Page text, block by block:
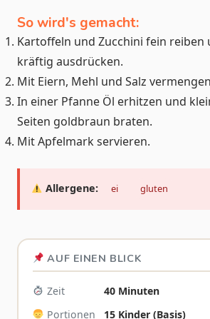
So wird's gemacht:
Kartoffeln und Zucchini fein reiben
kräftig ausdrücken.
Mit Eiern, Mehl und Salz
In einer Pfanne Öl erhitzen und
Seiten goldbraun braten.
Mit Apfelmark servieren.
Allergene: ei gluten
AUF EINEN BLICK
Zeit
40 Minuten
Portionen
15 Kinder (Basis)